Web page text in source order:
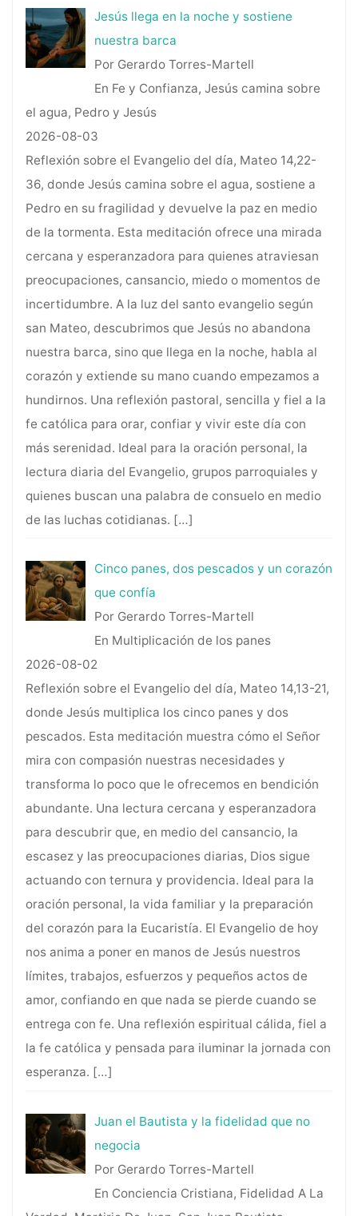
Jesús llega en la noche y sostiene
nuestra barca
Por Gerardo Torres-Martell
En Fe y Confianza, Jesús camina sobre
el agua, Pedro y Jesús
2026-08-03
Reflexión sobre el Evangelio del día, Mateo 14,22-
36, donde Jesús camina sobre el agua, sostiene a
Pedro en su fragilidad y devuelve la paz en medio
de la tormenta. Esta meditación ofrece una mirada
cercana y esperanzadora para quienes atraviesan
preocupaciones, cansancio, miedo o momentos de
incertidumbre. A la luz del santo evangelio según
san Mateo, descubrimos que Jesús no abandona
nuestra barca, sino que llega en la noche, habla al
corazón y extiende su mano cuando empezamos a
hundirnos. Una reflexión pastoral, sencilla y fiel a la
fe católica para orar, confiar y vivir este día con
más serenidad. Ideal para la oración personal, la
lectura diaria del Evangelio, grupos parroquiales y
quienes buscan una palabra de consuelo en medio
de las luchas cotidianas. […]
Cinco panes, dos pescados y un corazón
que confía
Por Gerardo Torres-Martell
En Multiplicación de los panes
2026-08-02
Reflexión sobre el Evangelio del día, Mateo 14,13-21,
donde Jesús multiplica los cinco panes y dos
pescados. Esta meditación muestra cómo el Señor
mira con compasión nuestras necesidades y
transforma lo poco que le ofrecemos en bendición
abundante. Una lectura cercana y esperanzadora
para descubrir que, en medio del cansancio, la
escasez y las preocupaciones diarias, Dios sigue
actuando con ternura y providencia. Ideal para la
oración personal, la vida familiar y la preparación
del corazón para la Eucaristía. El Evangelio de hoy
nos anima a poner en manos de Jesús nuestros
límites, trabajos, esfuerzos y pequeños actos de
amor, confiando en que nada se pierde cuando se
entrega con fe. Una reflexión espiritual cálida, fiel a
la fe católica y pensada para iluminar la jornada con
esperanza. […]
Juan el Bautista y la fidelidad que no
negocia
Por Gerardo Torres-Martell
En Conciencia Cristiana, Fidelidad A La